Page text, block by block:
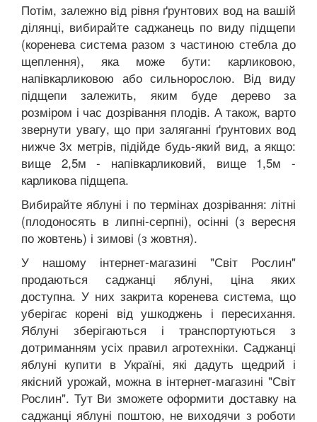
Потім, залежно від рівня ґрунтових вод на вашій
ділянці, вибирайте саджанець по виду підщепи
(коренева система разом з частиною стебла до
щеплення), яка може бути: карликовою,
напівкарликовою або сильнорослою. Від виду
підщепи залежить, яким буде дерево за
розміром і час дозрівання плодів. А також, варто
звернути увагу, що при заляганні ґрунтових вод
нижче 3х метрів, підійде будь-який вид, а якщо:
вище 2,5м - напівкарликовий, вище 1,5м -
карликова підщепа.
Вибирайте яблуні і по термінах дозрівання: літні
(плодоносять в липні-серпні), осінні (з вересня
по жовтень) і зимові (з жовтня).
У нашому інтернет-магазині "Світ Рослин"
продаються саджанці яблуні, ціна яких
доступна. У них закрита коренева система, що
уберігає корені від ушкоджень і пересихання.
Яблуні зберігаються і транспортуються з
дотриманням усіх правил агротехніки. Саджанці
яблуні купити в Україні, які дадуть щедрий і
якісний урожай, можна в інтернет-магазині "Світ
Рослин". Тут Ви зможете оформити доставку на
саджанці яблуні поштою, не виходячи з роботи